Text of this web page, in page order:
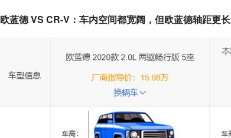
欧蓝德 VS CR-V：车内空间都宽阔，但欧蓝德轴距更长